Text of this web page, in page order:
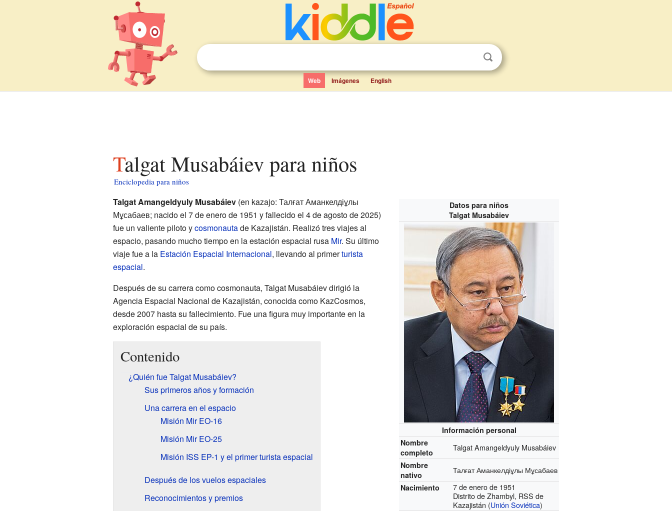
Web Imágenes English
Talgat Musabáiev para niños
Enciclopedia para niños
Datos para niños
Talgat Musabáiev
Información personal
Nombre
completo
Talgat Amangeldyuly Musabáiev
Nombre
nativo
Талғат Аманкелдіұлы Мұсабаев
Nacimiento
7 de enero de 1951
Distrito de Zhambyl, RSS de
Kazajistán (Unión Soviética)
Talgat Amangeldyuly Musabáiev(en kazajo: Талғат Аманкелдіұлы
Мұсабаев; nacido el 7 de enero de 1951 y fallecido el 4 de agosto de 2025)
fue un valiente piloto ycosmonautade Kazajistán. Realizó tres viajes al
espacio, pasando mucho tiempo en la estación espacial rusa Mir. Su último
viaje fue a la Estación Espacial Internacional, llevando al primerturista
espacial.
Después de su carrera como cosmonauta, Talgat Musabáiev dirigió la
Agencia Espacial Nacional de Kazajistán, conocida como KazCosmos,
desde 2007 hasta su fallecimiento. Fue una figura muy importante en la
exploración espacial de su país.
Contenido
¿Quién fue Talgat Musabáiev?
Sus primeros años y formación
Una carrera en el espacio
Misión Mir EO-16
Misión Mir EO-25
Misión ISS EP-1 y el primer turista espacial
Después de los vuelos espaciales
Reconocimientos y premios